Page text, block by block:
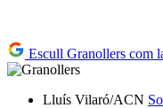
Escull Granollers com
Lluís Vilaró/ACN